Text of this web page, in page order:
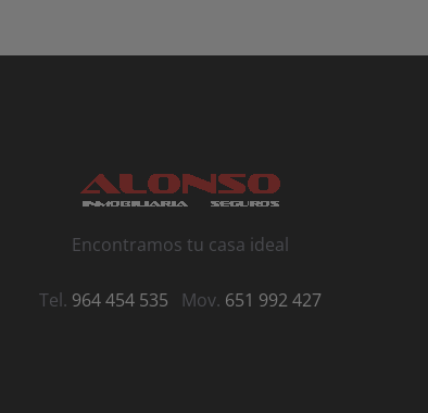
Encontramos tu casa ideal
Tel. 964 454 535 Mov. 651 992 427